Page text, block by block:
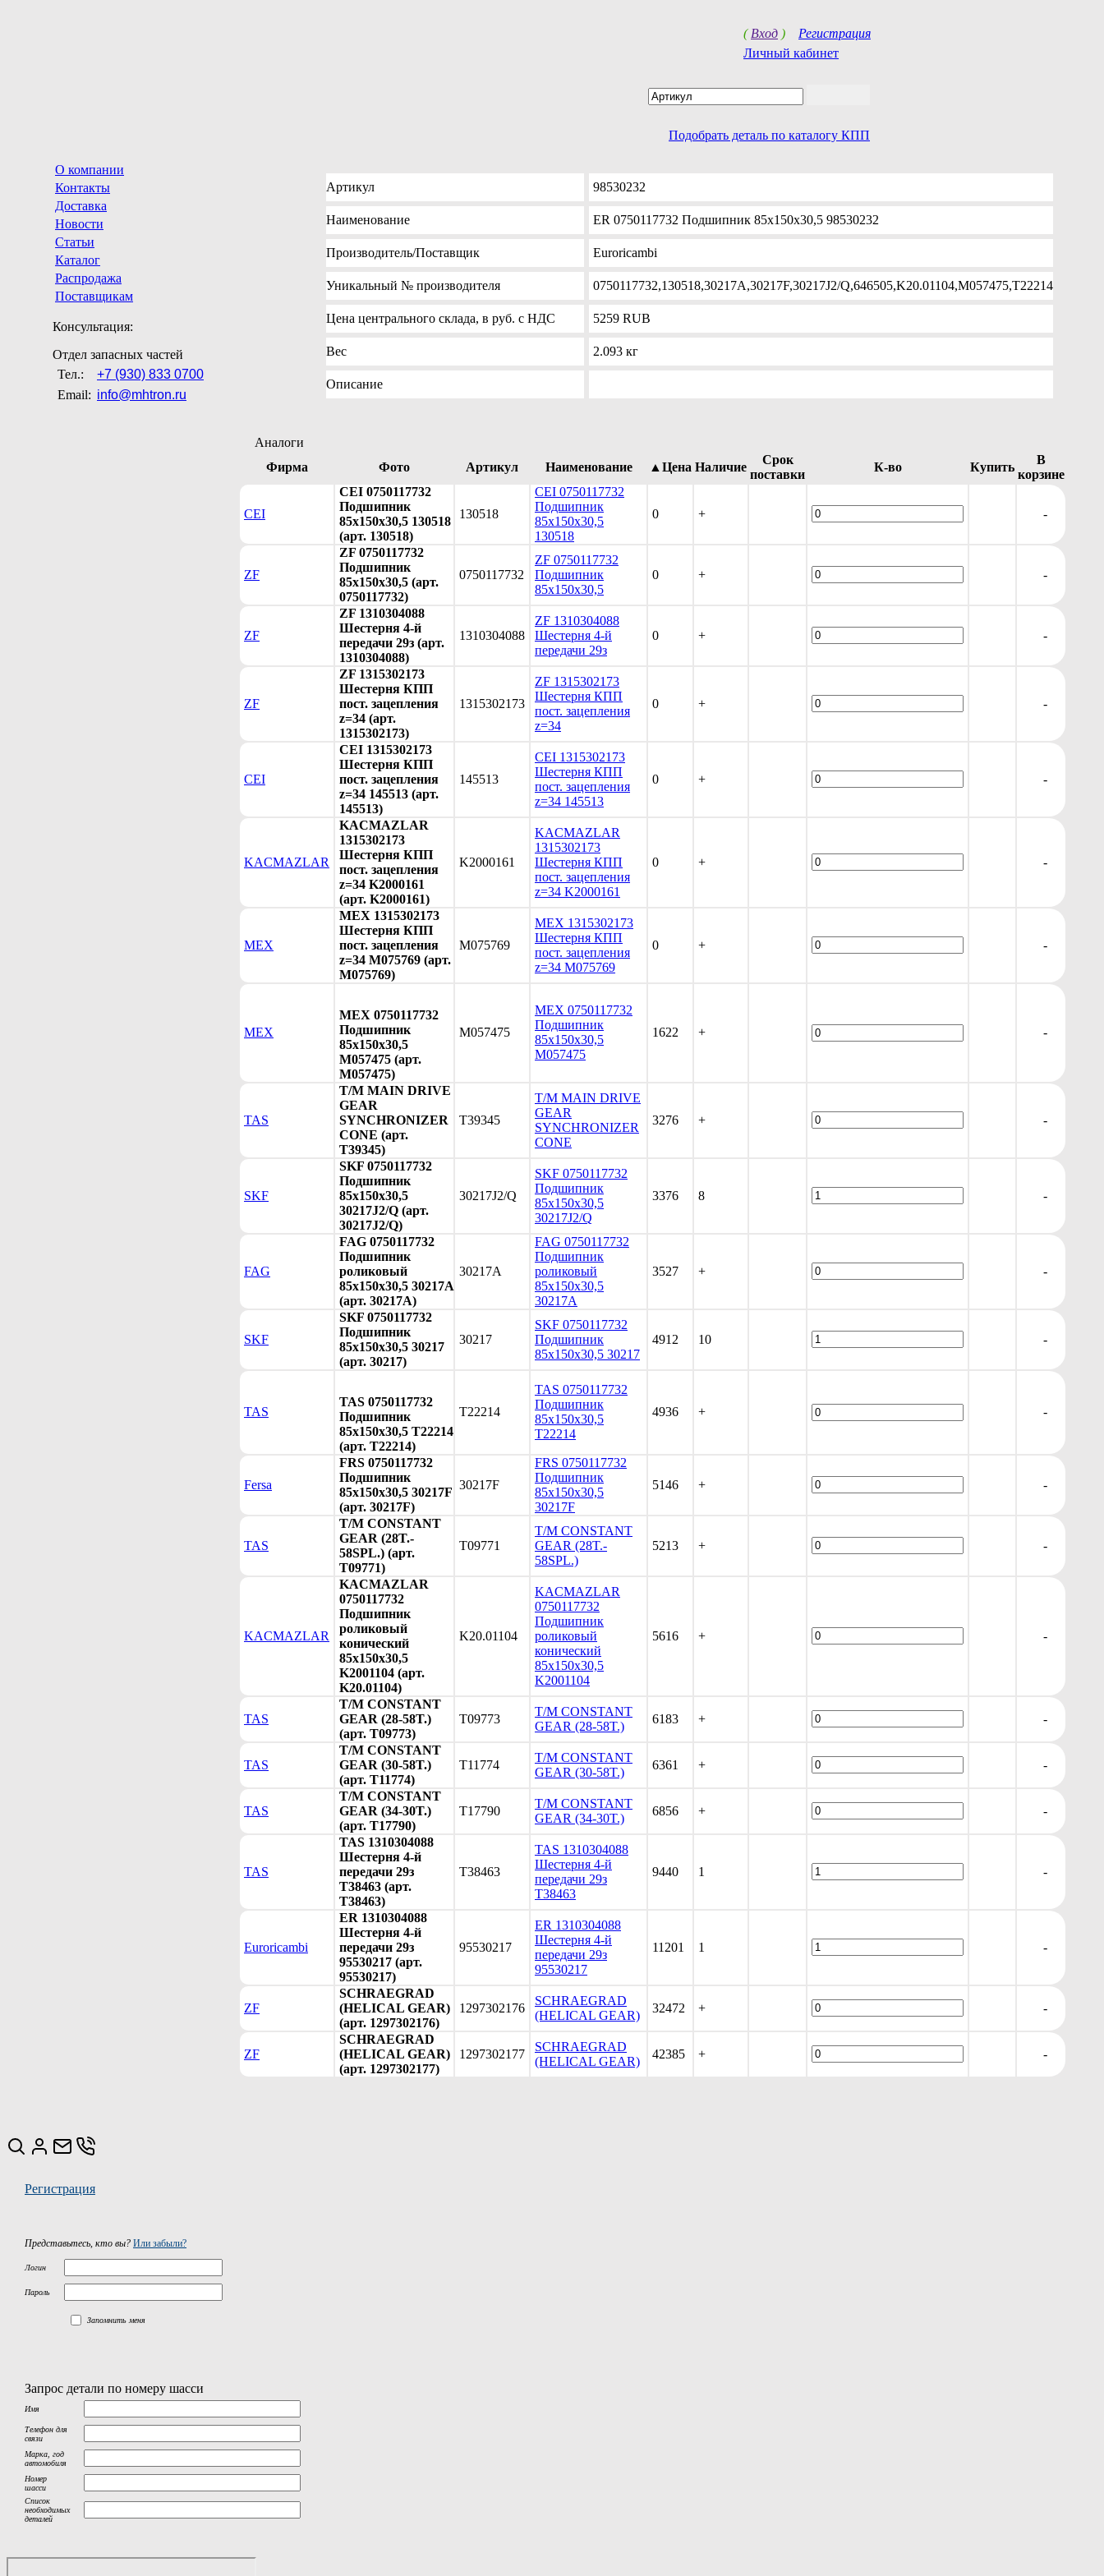
( Вход ) Регистрация
Личный кабинет
Подобрать деталь по каталогу КПП
О компании
Контакты
Доставка
Новости
Статьи
Каталог
Распродажа
Поставщикам
Консультация:
Отдел запасных частей
Тел.:
+7 (930) 833 0700
Email: info@mhtron.ru
Артикул 98530232
Наименование ER 0750117732 Подшипник 85x150x30,5 98530232
Производитель/Поставщик Euroricambi
Уникальный № производителя 0750117732,130518,30217A,30217F,30217J2/Q,646505,K20.01104,M057475,T22214
Цена центрального склада, в руб. с НДС 5259 RUB
Вес 2.093 кг
Описание
Аналоги
Фирма
Фото Артикул Наименование ▲Цена Наличие
Срок
поставки
К-во Купить
В
корзине
CEI
CEI 0750117732
Подшипник
85x150x30,5 130518
(арт. 130518)
130518
CEI 0750117732
Подшипник
85x150x30,5
130518
0 + -
ZF
ZF 0750117732
Подшипник
85x150x30,5 (арт.
0750117732)
0750117732
ZF 0750117732
Подшипник
85x150x30,5
0 + -
ZF
ZF 1310304088
Шестерня 4-й
передачи 29з (арт.
1310304088)
1310304088
ZF 1310304088
Шестерня 4-й
передачи 29з
0 + -
ZF
ZF 1315302173
Шестерня КПП
пост. зацепления
z=34 (арт.
1315302173)
1315302173
ZF 1315302173
Шестерня КПП
пост. зацепления
z=34
0 + -
CEI
CEI 1315302173
Шестерня КПП
пост. зацепления
z=34 145513 (арт.
145513)
145513
CEI 1315302173
Шестерня КПП
пост. зацепления
z=34 145513
0 + -
KACMAZLAR
KACMAZLAR
1315302173
Шестерня КПП
пост. зацепления
z=34 K2000161
(арт. K2000161)
K2000161
KACMAZLAR
1315302173
Шестерня КПП
пост. зацепления
z=34 K2000161
0 + -
MEX
MEX 1315302173
Шестерня КПП
пост. зацепления
z=34 M075769 (арт.
M075769)
M075769
MEX 1315302173
Шестерня КПП
пост. зацепления
z=34 M075769
0 + -
MEX
MEX 0750117732
Подшипник
85x150x30,5
M057475 (арт.
M057475)
M057475
MEX 0750117732
Подшипник
85x150x30,5
M057475
1622 + -
TAS
T/M MAIN DRIVE
GEAR
SYNCHRONIZER
CONE (арт.
T39345)
T39345
T/M MAIN DRIVE
GEAR
SYNCHRONIZER
CONE
3276 + -
SKF
SKF 0750117732
Подшипник
85x150x30,5
30217J2/Q (арт.
30217J2/Q)
30217J2/Q
SKF 0750117732
Подшипник
85x150x30,5
30217J2/Q
3376 8 -
FAG
FAG 0750117732
Подшипник
роликовый
85x150x30,5 30217A
(арт. 30217A)
30217A
FAG 0750117732
Подшипник
роликовый
85x150x30,5
30217A
3527 + -
SKF
SKF 0750117732
Подшипник
85x150x30,5 30217
(арт. 30217)
30217
SKF 0750117732
Подшипник
85x150x30,5 30217
4912 10 -
TAS
TAS 0750117732
Подшипник
85x150x30,5 T22214
(арт. T22214)
T22214
TAS 0750117732
Подшипник
85x150x30,5
T22214
4936 + -
Fersa
FRS 0750117732
Подшипник
85x150x30,5 30217F
(арт. 30217F)
30217F
FRS 0750117732
Подшипник
85x150x30,5
30217F
5146 + -
TAS
T/M CONSTANT
GEAR (28T.-
58SPL.) (арт.
T09771)
T09771
T/M CONSTANT
GEAR (28T.-
58SPL.)
5213 + -
KACMAZLAR
KACMAZLAR
0750117732
Подшипник
роликовый
конический
85x150x30,5
K2001104 (арт.
K20.01104)
K20.01104
KACMAZLAR
0750117732
Подшипник
роликовый
конический
85x150x30,5
K2001104
5616 + -
TAS
T/M CONSTANT
GEAR (28-58T.)
(арт. T09773)
T09773
T/M CONSTANT
GEAR (28-58T.)
6183 + -
TAS
T/M CONSTANT
GEAR (30-58T.)
(арт. T11774)
T11774
T/M CONSTANT
GEAR (30-58T.)
6361 + -
TAS
T/M CONSTANT
GEAR (34-30T.)
(арт. T17790)
T17790
T/M CONSTANT
GEAR (34-30T.)
6856 + -
TAS
TAS 1310304088
Шестерня 4-й
передачи 29з
T38463 (арт.
T38463)
T38463
TAS 1310304088
Шестерня 4-й
передачи 29з
T38463
9440 1 -
Euroricambi
ER 1310304088
Шестерня 4-й
передачи 29з
95530217 (арт.
95530217)
95530217
ER 1310304088
Шестерня 4-й
передачи 29з
95530217
11201 1 -
ZF
SCHRAEGRAD
(HELICAL GEAR)
(арт. 1297302176)
1297302176
SCHRAEGRAD
(HELICAL GEAR)
32472 + -
ZF
SCHRAEGRAD
(HELICAL GEAR)
(арт. 1297302177)
1297302177
SCHRAEGRAD
(HELICAL GEAR)
42385 + -
Регистрация
Представьтесь, кто вы? Или забыли?
Логин
Пароль
Запомнить меня
Запрос детали по номеру шасси
Имя
Телефон для
связи
Марка, год
автомобиля
Номер
шасси
Список
необходимых
деталей